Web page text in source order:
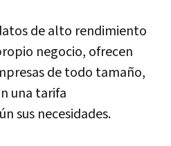
de alto rendimiento
negocio, ofrecen
de todo tamaño,
una tarifa
sus necesidades.